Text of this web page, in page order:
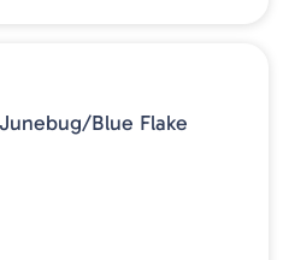
Blue Flake